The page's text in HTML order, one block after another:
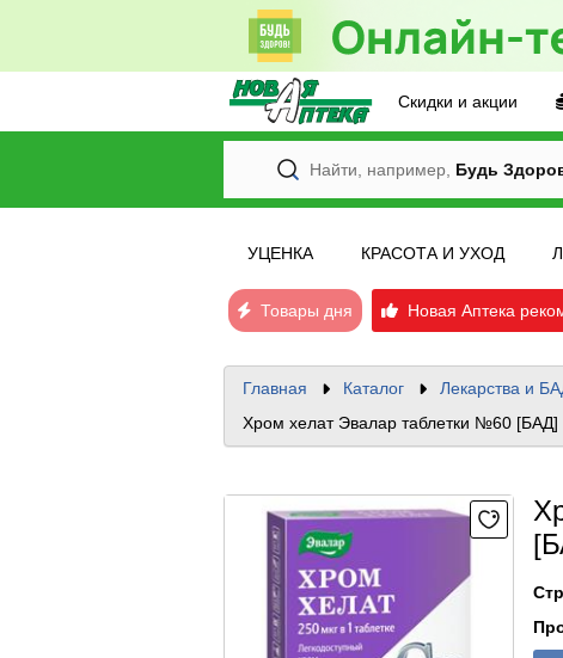
Скидки и акции
Найти, например, Будь
УЦЕНКА КРАСОТА И УХОД
Товары дня Новая Аптека
Главная Каталог Лекарства и
Хром хелат Эвалар таблетки №60 [БАД]